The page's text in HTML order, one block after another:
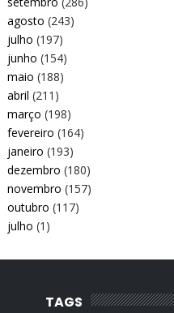
agosto (243)
julho (197)
junho (154)
maio (188)
abril (211)
março (198)
fevereiro (164)
janeiro (193)
dezembro (180)
novembro (157)
outubro (117)
julho (1)
TAGS